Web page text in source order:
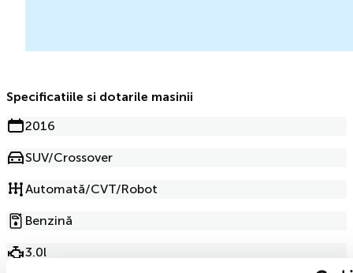
Specificatiile si dotarile masinii
2016
SUV/Crossover
Automată/CVT/Robot
Benzină
3.0l